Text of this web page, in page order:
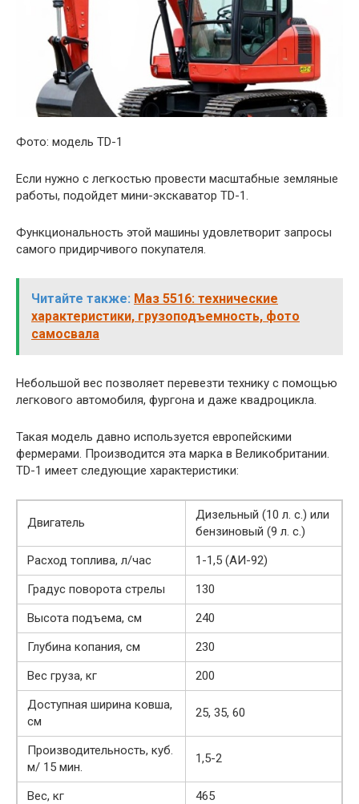
Фото: модель TD-1
Если нужно с легкостью провести масштабные земляные
работы, подойдет мини-экскаватор TD-1.
Функциональность этой машины удовлетворит запросы
самого придирчивого покупателя.
Читайте также: Маз 5516: технические
характеристики, грузоподъемность, фото
самосвала
Небольшой вес позволяет перевезти технику с помощью
легкового автомобиля, фургона и даже квадроцикла.
Такая модель давно используется европейскими
фермерами. Производится эта марка в Великобритании.
TD-1 имеет следующие характеристики:
Двигатель
Дизельный (10 л. с.) или
бензиновый (9 л. с.)
Расход топлива, л/час
1-1,5 (АИ-92)
Градус поворота стрелы
130
Высота подъема, см
240
Глубина копания, см
230
Вес груза, кг
200
Доступная ширина ковша,
см
25, 35, 60
Производительность, куб.
м/ 15 мин.
1,5-2
Вес, кг
465